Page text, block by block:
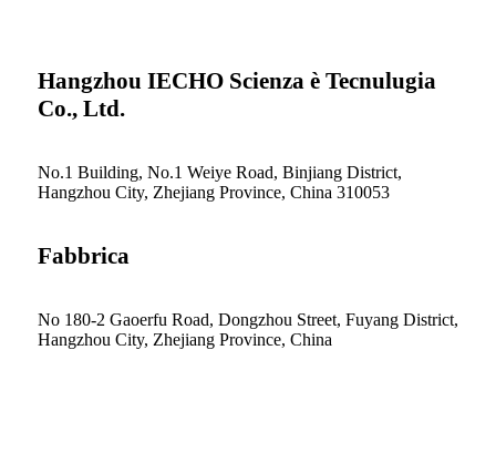
Hangzhou IECHO Scienza è Tecnulugia
Co., Ltd.
No.1 Building, No.1 Weiye Road, Binjiang District,
Hangzhou City, Zhejiang Province, China 310053
Fabbrica
No 180-2 Gaoerfu Road, Dongzhou Street, Fuyang District,
Hangzhou City, Zhejiang Province, China